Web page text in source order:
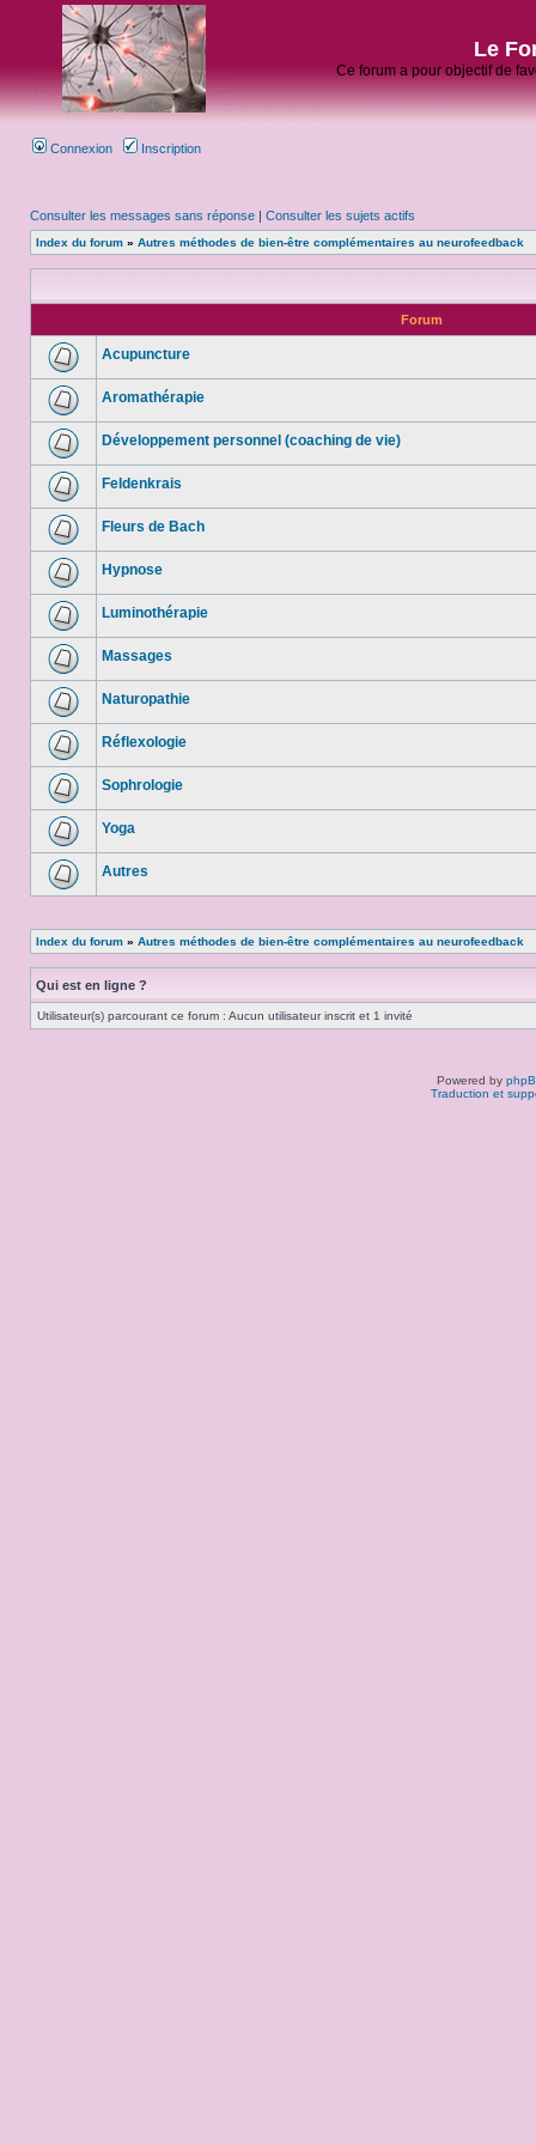
Le
Ce forum a pour objectif de
Connexion Inscription
Consulter les messages sans réponse | Consulter les sujets actifs
Index du forum » Autres méthodes de bien-être complémentaires au neurofeedback
Forum
Acupuncture
Aromathérapie
Développement personnel (coaching de vie)
Feldenkrais
Fleurs de Bach
Hypnose
Luminothérapie
Massages
Naturopathie
Réflexologie
Sophrologie
Yoga
Autres
Index du forum » Autres méthodes de bien-être complémentaires au neurofeedback
Qui est en ligne ?
Utilisateur(s) parcourant ce forum : Aucun utilisateur inscrit et 1 invité
Powered by
Traduction et